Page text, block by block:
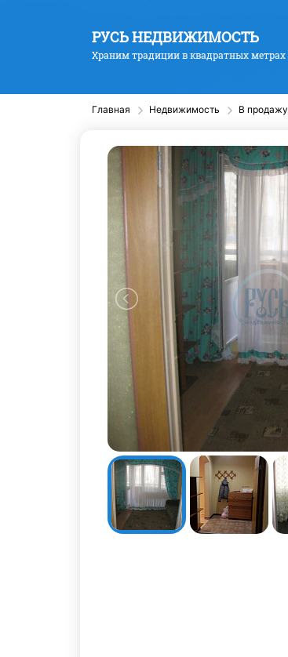
РУСЬ НЕДВИЖИМОСТЬ
Храним традиции в квадратных метрах
Главная Недвижимость В продажу